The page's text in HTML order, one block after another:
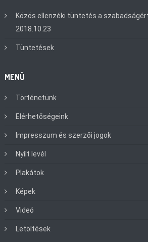
Közös ellenzéki tüntetés a
2018.10.23
Tüntetések
MENÜ
Történetünk
Elérhetőségeink
Impresszum és szerzői jogok
Nyílt levél
Plakátok
Képek
Videó
Letöltések